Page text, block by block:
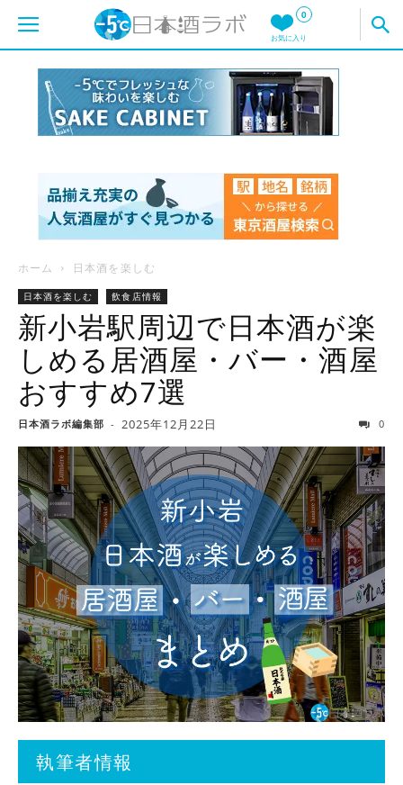
0
お気に入り
ホーム 日本酒を楽しむ
日本酒を楽しむ 飲食店情報
新小岩駅周辺で日本酒が楽
しめる居酒屋・バー・酒屋
おすすめ7選
日本酒ラボ編集部 - 2025年12月22日 0
執筆者情報